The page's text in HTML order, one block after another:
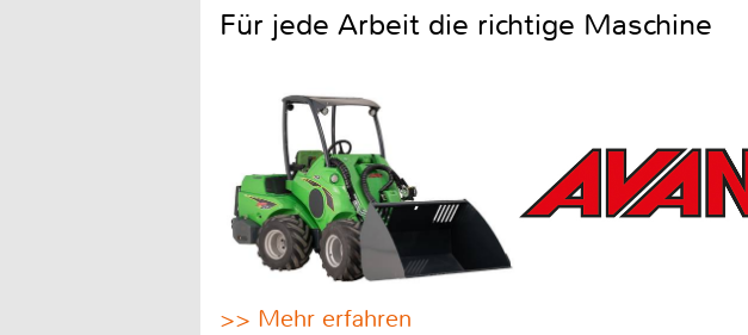
Für jede Arbeit die richtige Maschine
>> Mehr erfahren